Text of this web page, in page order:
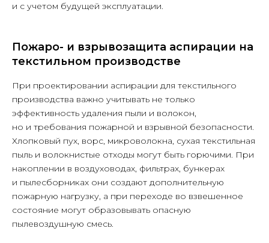
и с учетом будущей эксплуатации.
Пожаро- и взрывозащита аспирации на
текстильном производстве
При проектировании аспирации для текстильного
производства важно учитывать не только
эффективность удаления пыли и волокон,
но и требования пожарной и взрывной безопасности.
Хлопковый пух, ворс, микроволокна, сухая текстильная
пыль и волокнистые отходы могут быть горючими. При
накоплении в воздуховодах, фильтрах, бункерах
и пылесборниках они создают дополнительную
пожарную нагрузку, а при переходе во взвешенное
состояние могут образовывать опасную
пылевоздушную смесь.
Нажимая кнопку «Отправить заявку»,
я даю согласие ООО «ЛЮФТСЕРВИС+»
на обработку персональных данных
обработки персональных данных и
Политикой конфиденциальности
Я согласен(на) на получение
информационных и рекламных
материалов от ООО «ЛЮФТСЕРВИС+»
по электронной почте, телефону и
иным каналам связи.
Отправить